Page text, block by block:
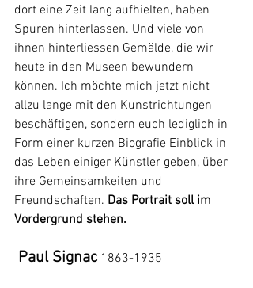
dort eine Zeit lang aufhielten, haben
Spuren hinterlassen. Und viele von
ihnen hinterliessen Gemälde, die wir
heute in den Museen bewundern
können. Ich möchte mich jetzt nicht
allzu lange mit den Kunstrichtungen
beschäftigen, sondern euch lediglich in
Form einer kurzen Biografie Einblick in
das Leben einiger Künstler geben, über
ihre Gemeinsamkeiten und
Freundschaften. Das Portrait soll im
Vordergrund stehen.
Paul Signac 1863-1935